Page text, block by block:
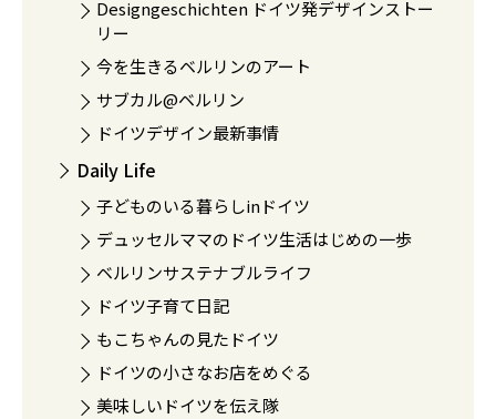
Designgeschichten ドイツ発デザインストー
リー
今を生きるベルリンのアート
サブカル@ベルリン
ドイツデザイン最新事情
Daily Life
子どものいる暮らしinドイツ
デュッセルママのドイツ生活はじめの一歩
ベルリンサステナブルライフ
ドイツ子育て日記
もこちゃんの見たドイツ
ドイツの小さなお店をめぐる
美味しいドイツを伝え隊